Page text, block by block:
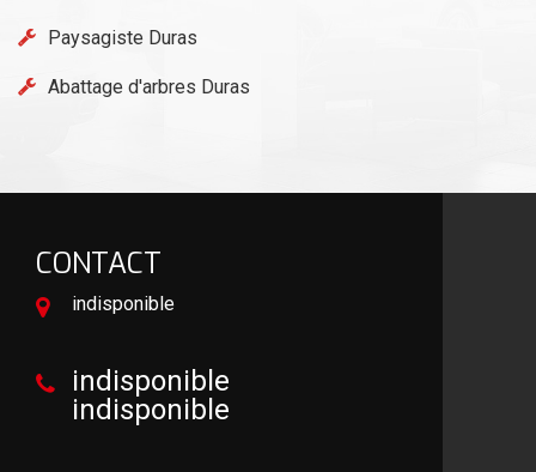
Paysagiste Duras
Abattage d'arbres Duras
CONTACT
indisponible
indisponible
indisponible